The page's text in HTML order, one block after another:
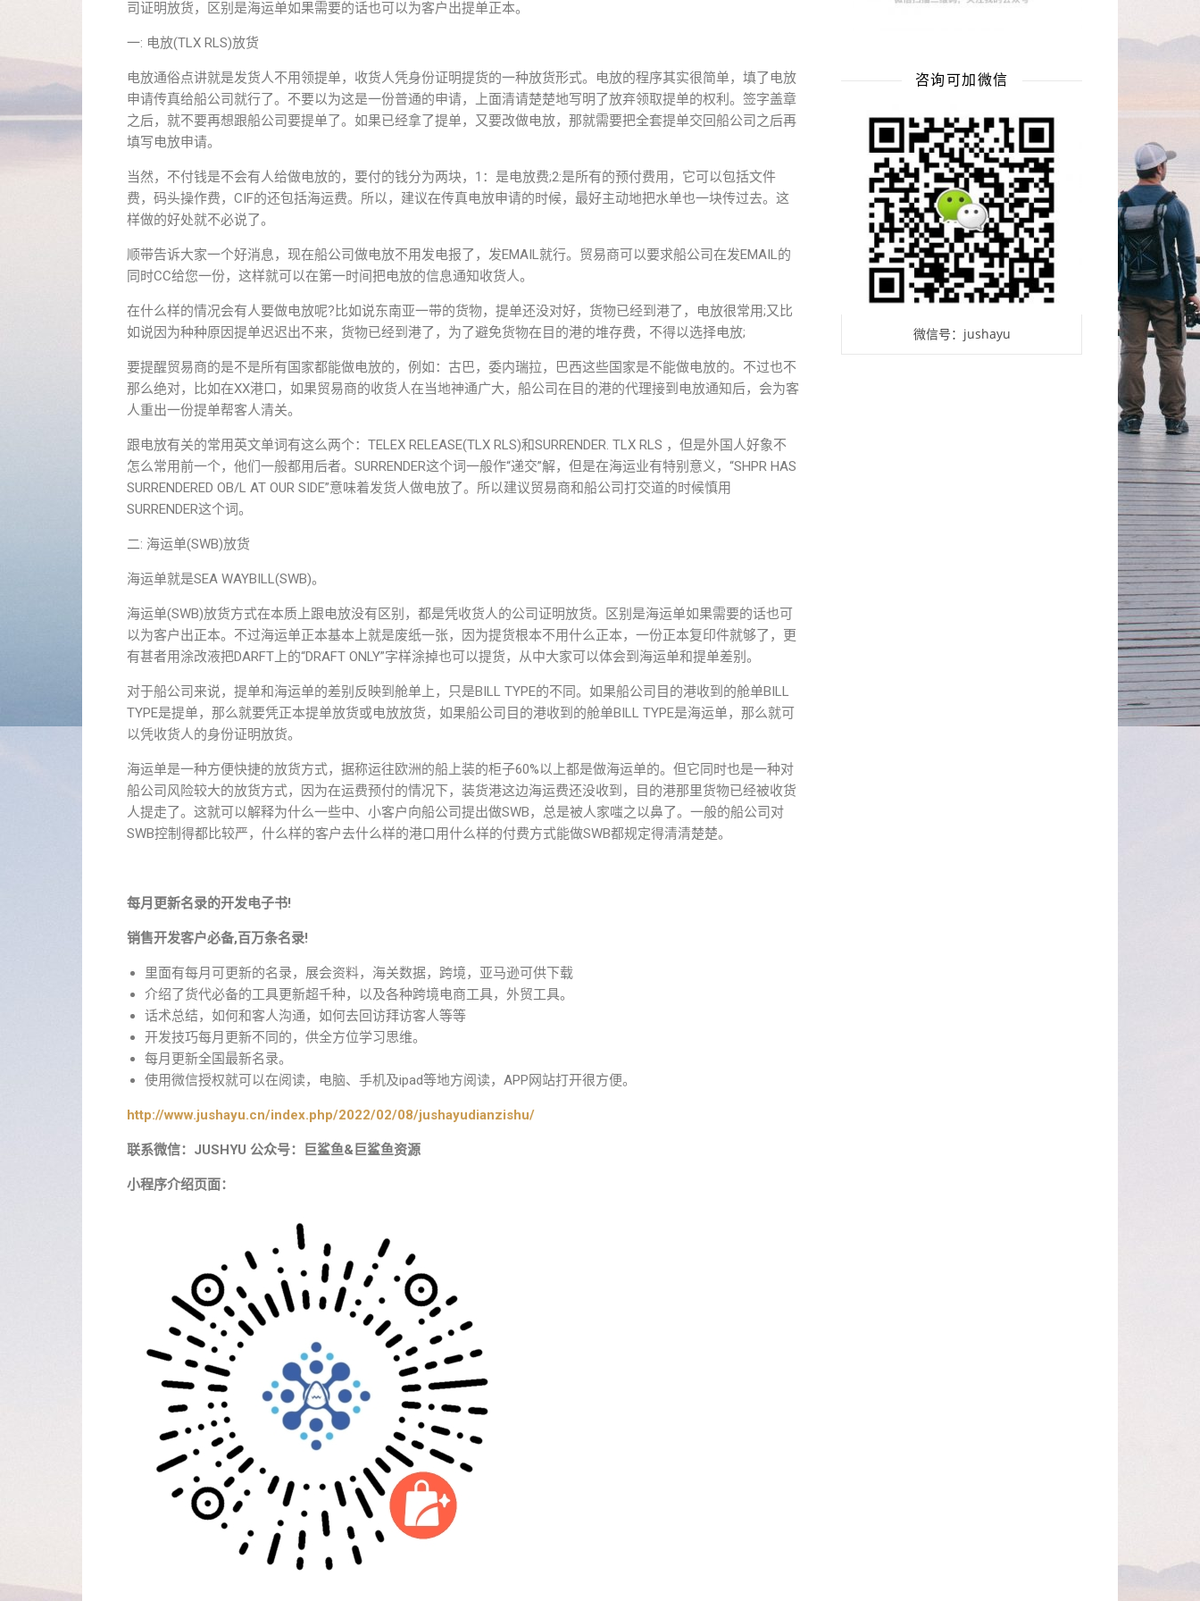
司证明放货，区别是海运单如果需要的话也可以为客户出提单正本。
一: 电放(TLX RLS)放货
电放通俗点讲就是发货人不用领提单，收货人凭身份证明提货的一种放货形式。电放的程序其实很简单，填了电放
申请传真给船公司就行了。不要以为这是一份普通的申请，上面清请楚楚地写明了放弃领取提单的权利。签字盖章
之后，就不要再想跟船公司要提单了。如果已经拿了提单，又要改做电放，那就需要把全套提单交回船公司之后再
填写电放申请。
当然，不付钱是不会有人给做电放的，要付的钱分为两块，1：是电放费;2:是所有的预付费用，它可以包括文件
费，码头操作费，CIF的还包括海运费。所以，建议在传真电放申请的时候，最好主动地把水单也一块传过去。这
样做的好处就不必说了。
顺带告诉大家一个好消息，现在船公司做电放不用发电报了，发EMAIL就行。贸易商可以要求船公司在发EMAIL的
同时CC给您一份，这样就可以在第一时间把电放的信息通知收货人。
在什么样的情况会有人要做电放呢?比如说东南亚一带的货物，提单还没对好，货物已经到港了，电放很常用;又比
如说因为种种原因提单迟迟出不来，货物已经到港了，为了避免货物在目的港的堆存费，不得以选择电放;
要提醒贸易商的是不是所有国家都能做电放的，例如：古巴，委内瑞拉，巴西这些国家是不能做电放的。不过也不
那么绝对，比如在XX港口，如果贸易商的收货人在当地神通广大，船公司在目的港的代理接到电放通知后，会为客
人重出一份提单帮客人清关。
跟电放有关的常用英文单词有这么两个：TELEX RELEASE(TLX RLS)和SURRENDER. TLX RLS ，但是外国人好象不
怎么常用前一个，他们一般都用后者。SURRENDER这个词一般作“递交”解，但是在海运业有特别意义，“SHPR HAS
SURRENDERED OB/L AT OUR SIDE”意味着发货人做电放了。所以建议贸易商和船公司打交道的时候慎用
SURRENDER这个词。
二: 海运单(SWB)放货
海运单就是SEA WAYBILL(SWB)。
海运单(SWB)放货方式在本质上跟电放没有区别，都是凭收货人的公司证明放货。区别是海运单如果需要的话也可
以为客户出正本。不过海运单正本基本上就是废纸一张，因为提货根本不用什么正本，一份正本复印件就够了，更
有甚者用涂改液把DARFT上的“DRAFT ONLY”字样涂掉也可以提货，从中大家可以体会到海运单和提单差别。
对于船公司来说，提单和海运单的差别反映到舱单上，只是BILL TYPE的不同。如果船公司目的港收到的舱单BILL
TYPE是提单，那么就要凭正本提单放货或电放放货，如果船公司目的港收到的舱单BILL TYPE是海运单，那么就可
以凭收货人的身份证明放货。
海运单是一种方便快捷的放货方式，据称运往欧洲的船上装的柜子60%以上都是做海运单的。但它同时也是一种对
船公司风险较大的放货方式，因为在运费预付的情况下，装货港这边海运费还没收到，目的港那里货物已经被收货
人提走了。这就可以解释为什么一些中、小客户向船公司提出做SWB，总是被人家嗤之以鼻了。一般的船公司对
SWB控制得都比较严，什么样的客户去什么样的港口用什么样的付费方式能做SWB都规定得清清楚楚。
每月更新名录的开发电子书!
销售开发客户必备,百万条名录!
里面有每月可更新的名录，展会资料，海关数据，跨境，亚马逊可供下载
介绍了货代必备的工具更新超千种，以及各种跨境电商工具，外贸工具。
话术总结，如何和客人沟通，如何去回访拜访客人等等
开发技巧每月更新不同的，供全方位学习思维。
每月更新全国最新名录。
使用微信授权就可以在阅读，电脑、手机及ipad等地方阅读，APP网站打开很方便。
http://www.jushayu.cn/index.php/2022/02/08/jushayudianzishu/
联系微信：JUSHYU 公众号：巨鲨鱼&巨鲨鱼资源
小程序介绍页面：
咨询可加微信
微信号：jushayu